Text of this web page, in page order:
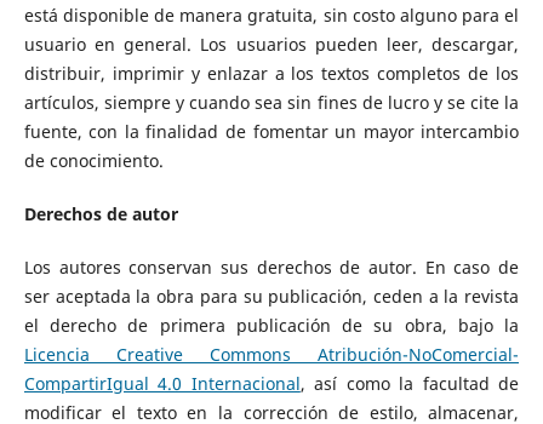
está disponible de manera gratuita, sin costo alguno para el
usuario en general. Los usuarios pueden leer, descargar,
distribuir, imprimir y enlazar a los textos completos de los
artículos, siempre y cuando sea sin fines de lucro y se cite la
fuente, con la finalidad de fomentar un mayor intercambio
de conocimiento.
Derechos de autor
Los autores conservan sus derechos de autor. En caso de
ser aceptada la obra para su publicación, ceden a la revista
el derecho de primera publicación de su obra, bajo la
Licencia Creative Commons Atribución-NoComercial-
CompartirIgual 4.0 Internacional, así como la facultad de
modificar el texto en la corrección de estilo, almacenar,